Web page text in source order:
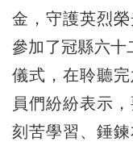
金，守護英烈
參加了冠縣六十
儀式，在聆聽
員們紛紛表示
刻苦學習、錘